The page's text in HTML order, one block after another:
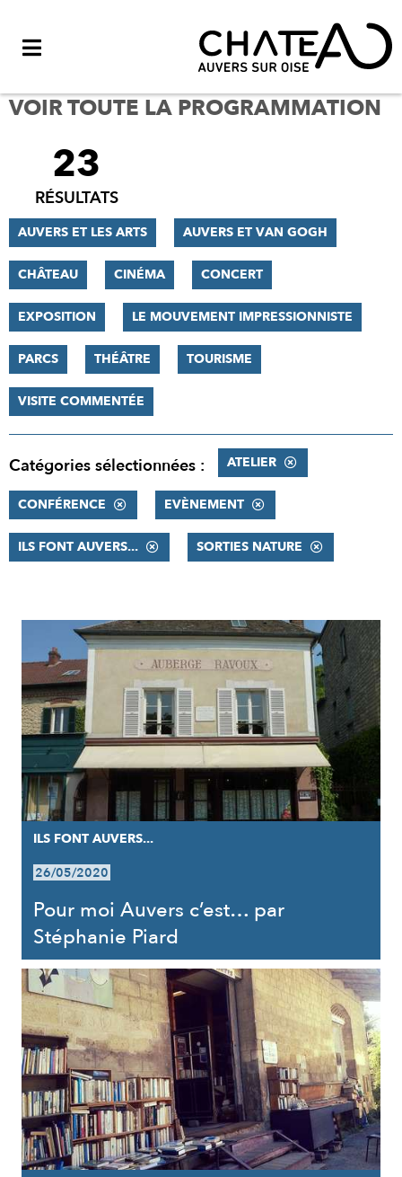
VOIR TOUTE LA PROGRAMMATION
FILTRER
RÉSULTATS
23
RÉSULTATS
AUVERS ET LES ARTS AUVERS ET VAN GOGH
CHÂTEAU CINÉMA CONCERT
EXPOSITION LE MOUVEMENT IMPRESSIONNISTE
PARCS THÉÂTRE TOURISME
VISITE COMMENTÉE
Catégories sélectionnées : ATELIER
CONFÉRENCE EVÈNEMENT
ILS FONT AUVERS... SORTIES NATURE
RÉSULTATS
ILS FONT AUVERS...
26/05/2020
Pour moi Auvers c’est… par
Stéphanie Piard